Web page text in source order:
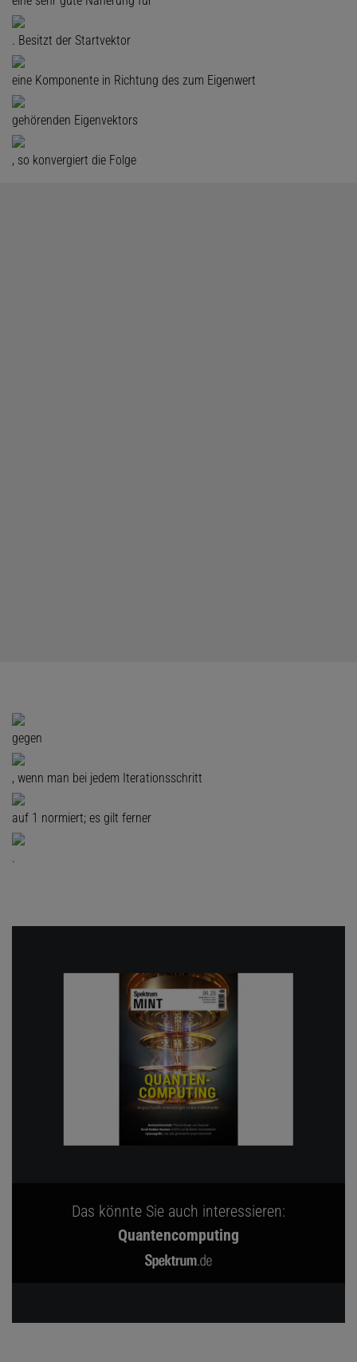
. Besitzt der Startvektor
eine Komponente in Richtung des zum Eigenwert
gehörenden Eigenvektors
, so konvergiert die Folge
gegen
, wenn man bei jedem Iterationsschritt
auf 1 normiert; es gilt ferner
.
Das könnte Sie auch interessieren:
Quantencomputing